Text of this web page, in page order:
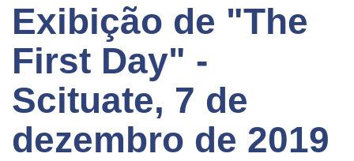
Exibição de "The
First Day" -
Scituate, 7 de
dezembro de 2019